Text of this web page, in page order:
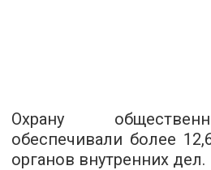
Охрану
обеспечивали более
органов внутренних дел.